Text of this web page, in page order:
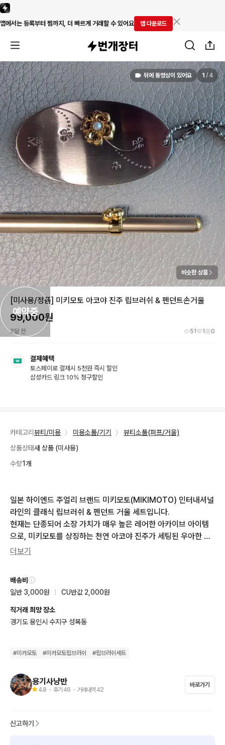
앱에서는 등록부터 찜까지, 더 빠르게 거래할 수 있어요 앱 다운로드
예약중
뒤에 동영상이 있어요 1 / 4
비슷한 상품
[미사용/정품] 미키모토 아코야 진주 립브러쉬 & 펜던트손거울
99,000원
2달 전 51 1 0
결제혜택
토스페이로 결제시 5천원 즉시 할인
삼성카드 링크 10% 청구할인
카테고리 뷰티/미용 〉 미용소품/기기 〉
뷰티소품(퍼프/거울)
상품상태새 상품 (미사용)
수량1개
일본 하이엔드 주얼리 브랜드 미키모토(MIKIMOTO) 인터내셔널
라인의 클래식 립브러쉬 & 펜던트 거울 세트입니다.
​현재는 단종되어 소장 가치가 매우 높은 레어한 아카이브 아이템
으로, 미키모토를 상징하는 천연 아코야 진주가 세팅된 우아한 골
드 플라워 디자인이 특징입니다.
■​구성품: 립브러쉬, 펜던트형 손거울, 전용 더스트 쌕, 정품 하드
박스, 진주 취급 설명서 (완벽한 풀구성 / 선물용 가능)
■​사이즈:
거울 펜던트: 약 7cm × 4cm
​우아한 디자인: 두 제품 모두 우아한 골드 톤 바디에 미키모토 특유
럽습니다. 거울 펜던트 뒷면에는 행운을 상징하는 클로버 각인이
있습니다.
으로 실용적입니다.
더보기
배송비
일반 3,000원
CU반값 2,000원
직거래 희망 장소
경기도 용인시 수지구 성복동
#미카모토 #미카모토립브러쉬 #립브러쉬세트
용기사냥반
4.8 ・ 후기 46 ・ 거래내역 42
바로가기
신고하기